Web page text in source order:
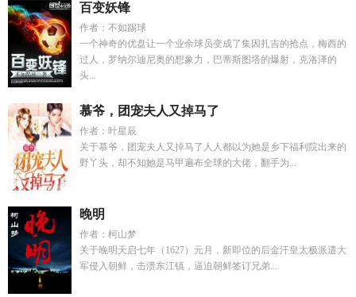
百变妖锋
作者：不如踢球
一个神奇的优盘让一个业余球员变成了集因扎吉的抢点，梅西的
过人，罗纳尔迪尼奥的想象力，巴蒂斯图塔的爆射，克洛泽的
头...
慕爷，团宠夫人又掉马了
作者：叶星辰
关于慕爷，团宠夫人又掉马了人人都以为她是乡下福利院出来的
野丫头，却不知她是马甲遍布全球的大佬，翻手为...
晚明
作者：柯山梦
关于晚明天启七年（1627）元月，新即位的后金汗皇太极派遣大
军侵入朝鲜，击溃东江镇，逼迫朝鲜签订兄弟...